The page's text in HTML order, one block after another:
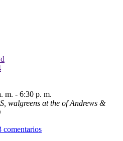
m. - 6:30 p. m.
walgreens at the of Andrews &
comentarios